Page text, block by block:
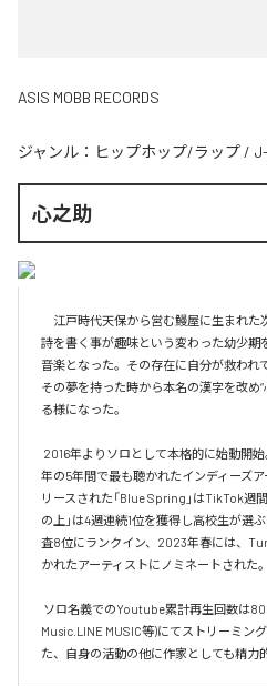
ASIS MOBB RECORDS
ジャンル： ヒップホップ/ラップ /
心之助
江戸時代天保から営む鰻屋に生まれた
詩を書く事が趣味という変わった幼少期
音楽となった。その存在に自分が救われ
その夢を持った時から本名の漢字を改め“
る様になった。
年の5年間で最も聴かれたインディーズ
リースされた「Blue Spring」はTikTok週
の上」は4週連続1位を獲得し高校生が選
査8位にランクイン、2023年春には、
かれたアーティストにノミネートされた。
Music.LINE MUSIC等)にてストリーミン
た、自身の活動の他に作家としても精力